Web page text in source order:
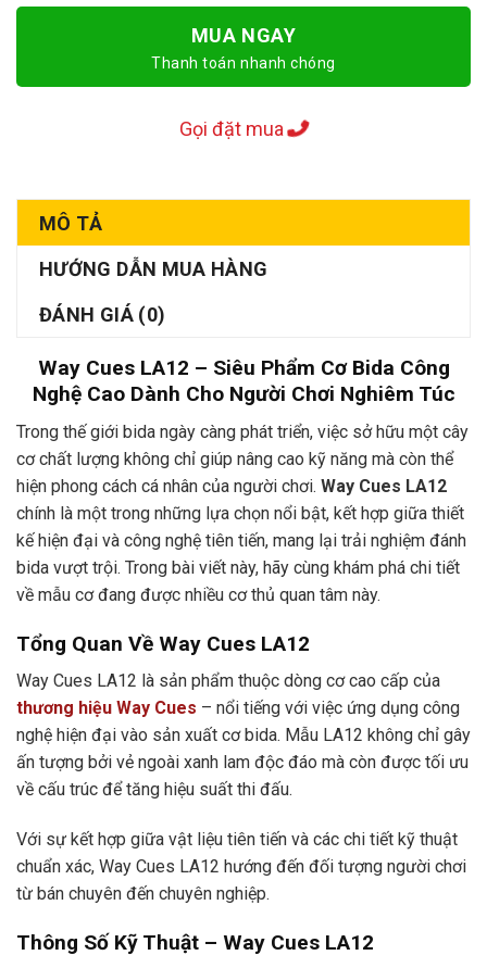
MUA NGAY
Thanh toán nhanh chóng
Gọi đặt mua
MÔ TẢ
HƯỚNG DẪN MUA HÀNG
ĐÁNH GIÁ (0)
Way Cues LA12 – Siêu Phẩm Cơ Bida Công
Nghệ Cao Dành Cho Người Chơi Nghiêm Túc
Trong thế giới bida ngày càng phát triển, việc sở hữu một cây
cơ chất lượng không chỉ giúp nâng cao kỹ năng mà còn thể
hiện phong cách cá nhân của người chơi. Way Cues LA12
chính là một trong những lựa chọn nổi bật, kết hợp giữa thiết
kế hiện đại và công nghệ tiên tiến, mang lại trải nghiệm đánh
bida vượt trội. Trong bài viết này, hãy cùng khám phá chi tiết
về mẫu cơ đang được nhiều cơ thủ quan tâm này.
Tổng Quan Về Way Cues LA12
Way Cues LA12 là sản phẩm thuộc dòng cơ cao cấp của
thương hiệu Way Cues – nổi tiếng với việc ứng dụng công
nghệ hiện đại vào sản xuất cơ bida. Mẫu LA12 không chỉ gây
ấn tượng bởi vẻ ngoài xanh lam độc đáo mà còn được tối ưu
về cấu trúc để tăng hiệu suất thi đấu.
Với sự kết hợp giữa vật liệu tiên tiến và các chi tiết kỹ thuật
chuẩn xác, Way Cues LA12 hướng đến đối tượng người chơi
từ bán chuyên đến chuyên nghiệp.
Thông Số Kỹ Thuật – Way Cues LA12